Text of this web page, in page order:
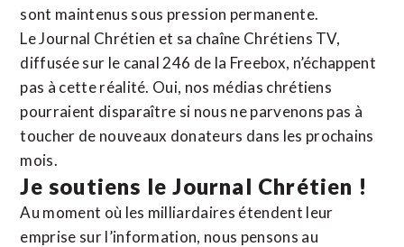
sont maintenus sous pression permanente.
Le Journal Chrétien et sa chaîne Chrétiens TV,
diffusée sur le canal 246 de la Freebox, n’échappent
pas à cette réalité. Oui, nos médias chrétiens
pourraient disparaître si nous ne parvenons pas à
toucher de nouveaux donateurs dans les prochains
mois.
Je soutiens le Journal Chrétien !
Au moment où les milliardaires étendent leur
emprise sur l’information, nous pensons au